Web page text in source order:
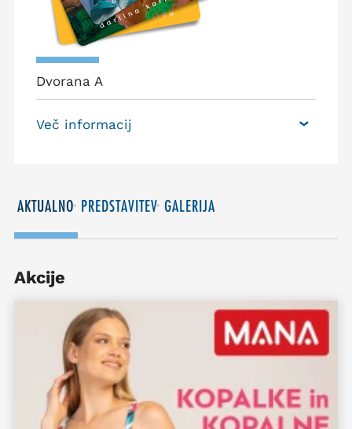
Dvorana A
Več informacij
AKTUALNO PREDSTAVITEV GALERIJA
Akcije